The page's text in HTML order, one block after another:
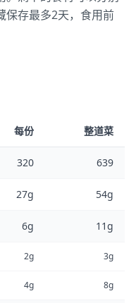
保存最多2天，食用前
每份 整道菜
320 639
27g 54g
6g 11g
2g 3g
4g 8g